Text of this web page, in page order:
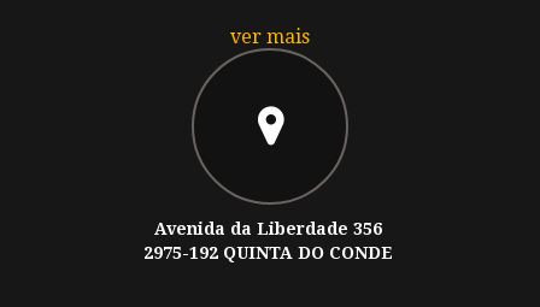
ver mais
Avenida da Liberdade 356
2975-192 QUINTA DO CONDE